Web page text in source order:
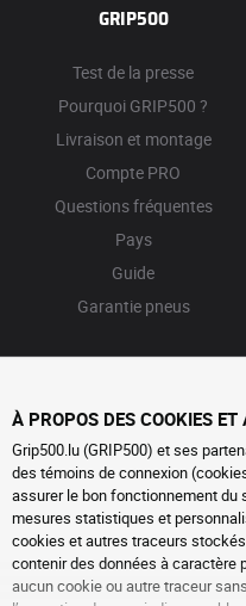
GRIP500
Test de la presse
Pourquoi GRIP500 ?
Livraison et montage
Compte PRO
Questions fréquentes
Pays
Guide
Garantie pneus
À PROPOS DES COOKIES
Grip500.lu (GRIP500) et ses
des témoins de connexion
assurer le bon fonctionnement du
mesures statistiques et
cookies et autres traceurs
contenir des données à caractère
aucun cookie ou autre traceur